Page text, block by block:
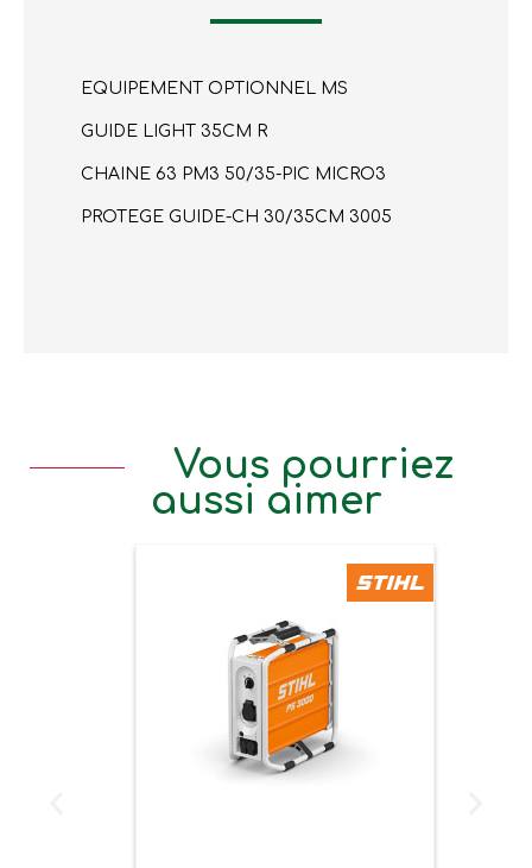
EQUIPEMENT OPTIONNEL MS
GUIDE LIGHT 35CM R
CHAINE 63 PM3 50/35-PIC MICRO3
PROTEGE GUIDE-CH 30/35CM 3005
Vous pourriez
aussi aimer